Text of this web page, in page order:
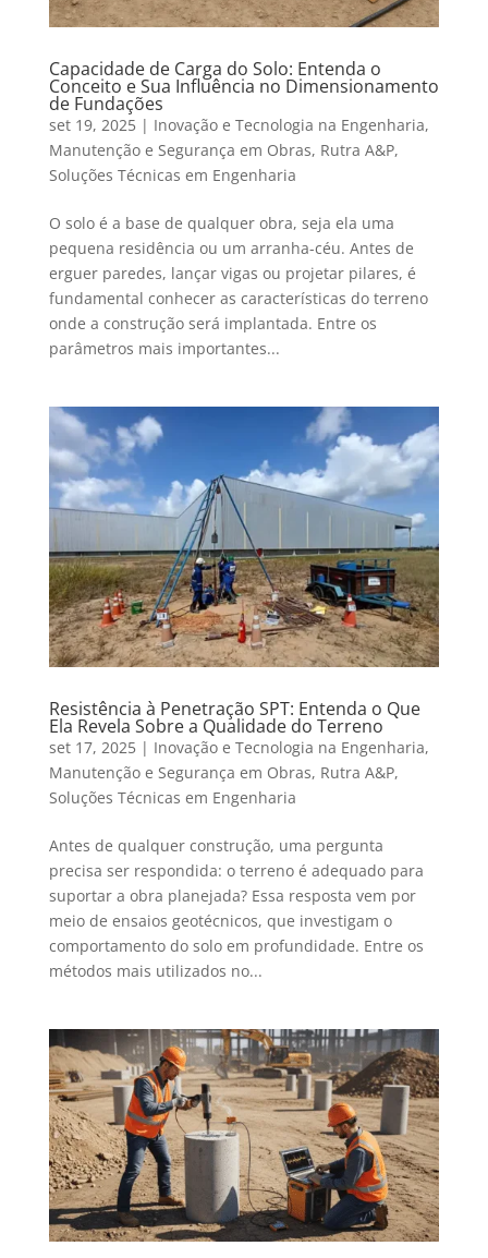
Capacidade de Carga do Solo: Entenda o
Conceito e Sua Influência no Dimensionamento
de Fundações
set 19, 2025| Inovação e Tecnologia na Engenharia,
Manutenção e Segurança em Obras, Rutra A&P,
Soluções Técnicas em Engenharia
O solo é a base de qualquer obra, seja ela uma
pequena residência ou um arranha-céu. Antes de
erguer paredes, lançar vigas ou projetar pilares, é
fundamental conhecer as características do terreno
onde a construção será implantada. Entre os
parâmetros mais importantes...
Resistência à Penetração SPT: Entenda o Que
Ela Revela Sobre a Qualidade do Terreno
set 17, 2025| Inovação e Tecnologia na Engenharia,
Manutenção e Segurança em Obras, Rutra A&P,
Soluções Técnicas em Engenharia
Antes de qualquer construção, uma pergunta
precisa ser respondida: o terreno é adequado para
suportar a obra planejada? Essa resposta vem por
meio de ensaios geotécnicos, que investigam o
comportamento do solo em profundidade. Entre os
métodos mais utilizados no...